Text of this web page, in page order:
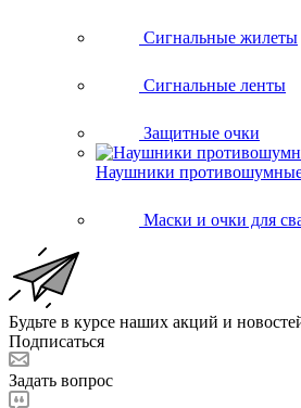
Сигнальные жилеты
Сигнальные ленты
Защитные очки
Наушники
Маски и очки для
Будьте в курсе наших акций и
Подписаться
Задать вопрос